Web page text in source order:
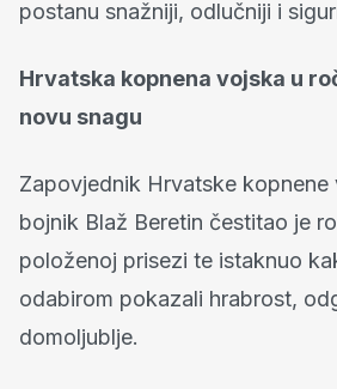
postanu snažniji, odlučniji i
Hrvatska kopnena vojska u
novu snagu
Zapovjednik Hrvatske kopnene
bojnik Blaž Beretin čestitao je
položenoj prisezi te istaknuo
odabirom pokazali hrabrost,
domoljublje.